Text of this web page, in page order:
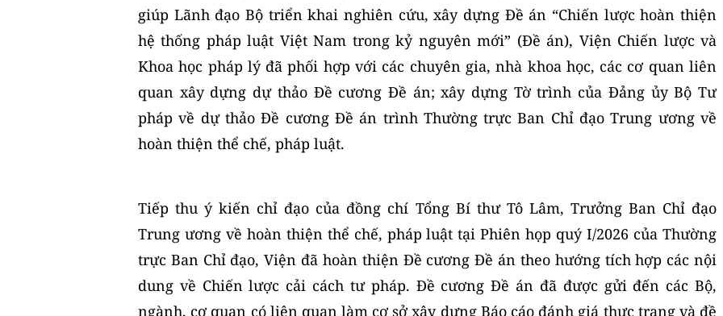
giúp Lãnh đạo Bộ triển khai nghiên cứu, xây dựng Đề án “Chiến lược hoàn thiện
hệ thống pháp luật Việt Nam trong kỷ nguyên mới” (Đề án), Viện Chiến lược và
Khoa học pháp lý đã phối hợp với các chuyên gia, nhà khoa học, các cơ quan liên
quan xây dựng dự thảo Đề cương Đề án; xây dựng Tờ trình của Đảng ủy Bộ Tư
pháp về dự thảo Đề cương Đề án trình Thường trực Ban Chỉ đạo Trung ương về
hoàn thiện thể chế, pháp luật.
Tiếp thu ý kiến chỉ đạo của đồng chí Tổng Bí thư Tô Lâm, Trưởng Ban Chỉ đạo
Trung ương về hoàn thiện thể chế, pháp luật tại Phiên họp quý I/2026 của Thường
trực Ban Chỉ đạo, Viện đã hoàn thiện Đề cương Đề án theo hướng tích hợp các nội
dung về Chiến lược cải cách tư pháp. Đề cương Đề án đã được gửi đến các Bộ,
ngành, cơ quan có liên quan làm cơ sở xây dựng Báo cáo đánh giá thực trạng và đề